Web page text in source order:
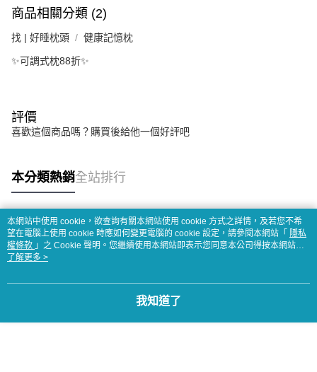
商品相關分類 (2)
找 | 好睡枕頭 健康記憶枕
✨可調式枕88折✨
評價
喜歡這個商品嗎？購買後給他一個好評吧
本分類熱銷全站排行
熱門標籤
本網站中使用 cookie，欲查詢有關本網站使用 cookie 方式之詳情，及若您不希
望在電腦上使用 cookie 時應如何變更電腦的 cookie 設定，請參閱本網站「 隱私
權條款 」之 Cookie 聲明。您繼續使用本網站即表示您同意本公司得按本網站使
用條款之 Cookie 聲明使用 cookie。
了解更多 >
我知道了